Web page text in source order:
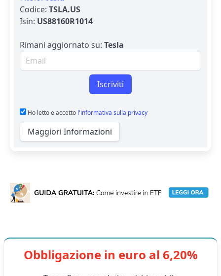
Codice: TSLA.US
Isin: US88160R1014
Rimani aggiornato su: Tesla
Email per newsletter
Iscriviti
Ho letto e accetto l'informativa sulla privacy
Maggiori Informazioni
Obbligazione in euro al 6,20%